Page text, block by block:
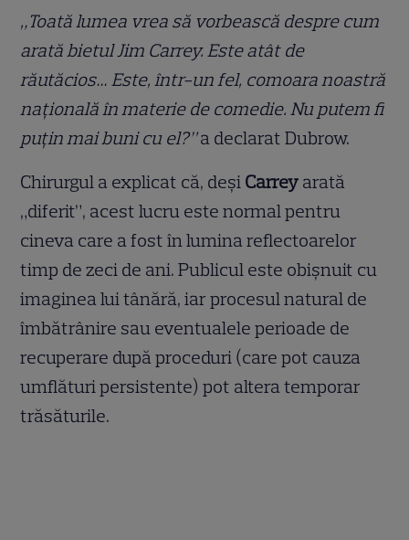
„Toată lumea vrea să vorbească despre cum
arată bietul Jim Carrey. Este atât de
răutăcios… Este, într-un fel, comoara noastră
națională în materie de comedie. Nu putem fi
puțin mai buni cu el?”a declarat Dubrow.
Chirurgul a explicat că, deși Carrey arată
„diferit”, acest lucru este normal pentru
cineva care a fost în lumina reflectoarelor
timp de zeci de ani. Publicul este obișnuit cu
imaginea lui tânără, iar procesul natural de
îmbătrânire sau eventualele perioade de
recuperare după proceduri (care pot cauza
umflături persistente) pot altera temporar
trăsăturile.